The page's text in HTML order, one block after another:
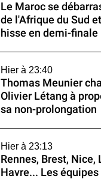
Le Maroc se
de l'Afrique du Sud
hisse en demi-finale
Hier à 23:40
Thomas Meunier
Olivier Létang à
sa non-prolongation
Hier à 23:13
Rennes, Brest, Nice,
Havre... Les équipes